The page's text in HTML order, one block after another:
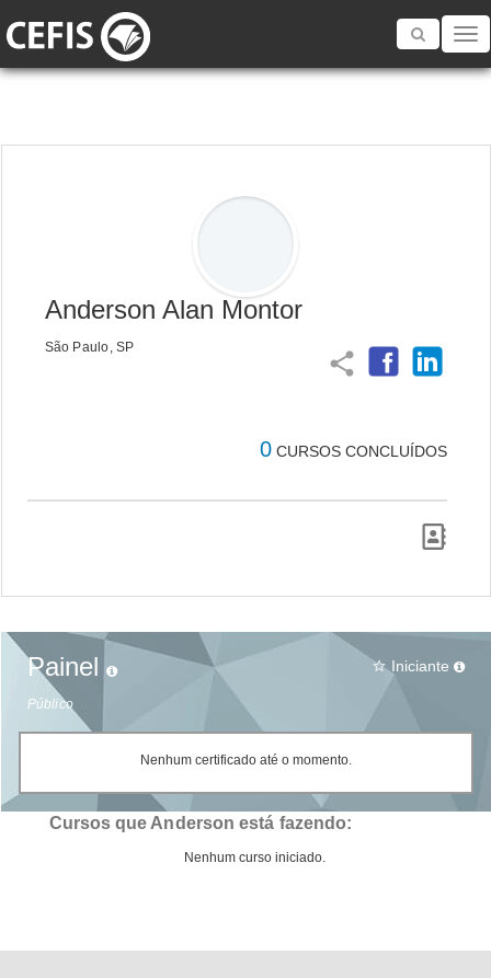
Toggle
Anderson Alan Montor
São Paulo, SP
share
0 CURSOS CONCLUÍDOS
Painel
Público
star_border Iniciante
Nenhum certificado até o momento.
Cursos que Anderson está fazendo:
Nenhum curso iniciado.